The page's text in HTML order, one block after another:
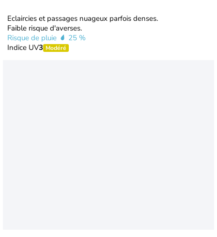
Eclaircies et passages nuageux parfois denses.
Faible risque d'averses.
Risque de pluie
25 %
Indice UV3 Modéré